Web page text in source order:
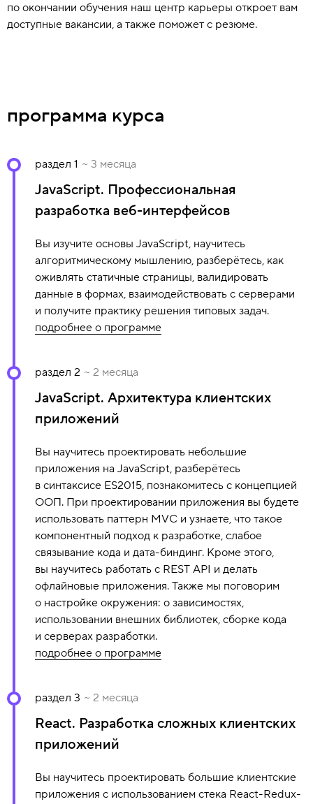
по окончании обучения наш центр карьеры откроет вам
доступные вакансии, а также поможет с резюме.
программа курса
раздел 1 ~ 3 месяца
JavaScript. Профессиональная
разработка веб-интерфейсов
подробнее о программе
В программе модуля:
Знакомство с JavaScript
Основные возможности JavaScript
Встроенные объекты и функции
DOM и события
Манипуляции с DOM
Работа с событиями
Внешние API и сторонние библиотеки
Сеть
Асинхронность. Работа с сетью
Обратная связь и оптимизация
Вы изучите основы JavaScript, научитесь
алгоритмическому мышлению, разберётесь, как
оживлять статичные страницы, валидировать
данные в формах, взаимодействовать с серверами
и получите практику решения типовых задач.
раздел 2 ~ 2 месяца
JavaScript. Архитектура клиентских
приложений
подробнее о программе
В программе модуля:
Single Page Application (SPA)
Структуры данных
ООП. Наследование и полиморфизм
Вы научитесь проектировать небольшие
приложения на JavaScript, разберётесь
в синтаксисе ES2015, познакомитесь с концепцией
ООП. При проектировании приложения вы будете
использовать паттерн MVC и узнаете, что такое
компонентный подход к разработке, слабое
связывание кода и дата-биндинг. Кроме этого,
вы научитесь работать с REST API и делать
офлайновые приложения. Также мы поговорим
о настройке окружения: о зависимостях,
использовании внешних библиотек, сборке кода
и серверах разработки.
раздел 3 ~ 2 месяца
React. Разработка сложных клиентских
приложений
Вы научитесь проектировать большие клиентские
приложения с использованием стека React-Redux-